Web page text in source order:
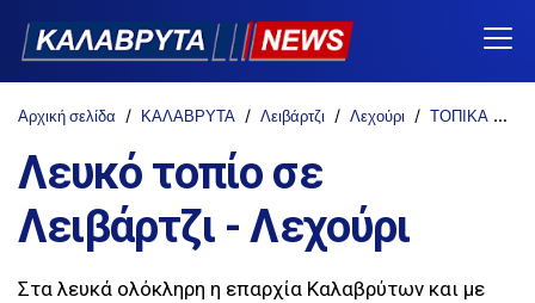
Αρχική σελίδα ΚΑΛΑΒΡΥΤΑ Λειβάρτζι Λεχούρι ΤΟΠΙΚΑ
Λευκό τοπίο σε
Λειβάρτζι - Λεχούρι
Στα λευκά ολόκληρη η επαρχία Καλαβρύτων και με